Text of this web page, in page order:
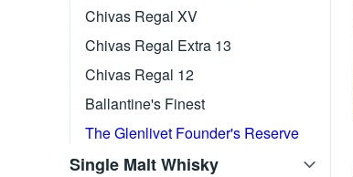
Chivas Regal XV
Chivas Regal Extra 13
Chivas Regal 12
Ballantine's Finest
The Glenlivet Founder's Reserve
Single Malt Whisky